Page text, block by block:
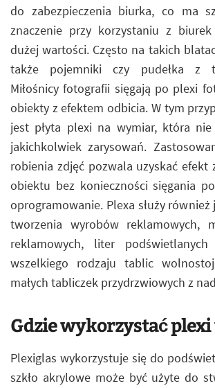
do zabezpieczenia biurka, co ma
znaczenie przy korzystaniu z
dużej wartości. Często na takich
także pojemniki czy pudełka z
Miłośnicy fotografii sięgają po plexi
obiekty z efektem odbicia. W tym
jest płyta plexi na wymiar, która
jakichkolwiek zarysowań.
robienia zdjęć pozwala uzyskać efekt
obiektu bez konieczności sięgania
oprogramowanie. Plexa służy również
tworzenia wyrobów reklamowych,
reklamowych, liter
wszelkiego rodzaju tablic
małych tabliczek przydrzwiowych z
Gdzie wykorzystać plexi
Plexiglas wykorzystuje się do
szkło akrylowe może być użyte do